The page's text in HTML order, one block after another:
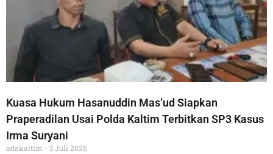
Kuasa Hukum Hasanuddin Mas’ud Siapkan
Praperadilan Usai Polda Kaltim Terbitkan SP3 Kasus
Irma Suryani
adakaltim 3 Juli 2026